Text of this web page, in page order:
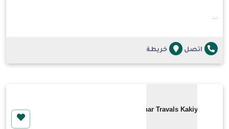
...
اتصل خريطة